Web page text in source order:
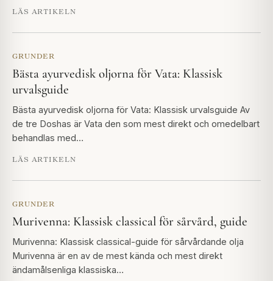
LÄS ARTIKELN
GRUNDER
Bästa ayurvedisk oljorna för Vata: Klassisk
urvalsguide
Bästa ayurvedisk oljorna för Vata: Klassisk urvalsguide Av
de tre Doshas är Vata den som mest direkt och omedelbart
behandlas med…
LÄS ARTIKELN
GRUNDER
Murivenna: Klassisk classical för sårvård, guide
Murivenna: Klassisk classical-guide för sårvårdande olja
Murivenna är en av de mest kända och mest direkt
ändamålsenliga klassiska…